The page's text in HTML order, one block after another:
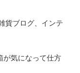
貨ブログ、インテ
が気になって仕方